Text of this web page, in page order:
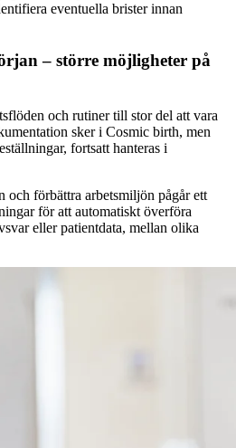
eventuella brister innan
– större möjligheter på
och rutiner till stor del att vara
sker i Cosmic birth, men
fortsatt hanteras i
och förbättra arbetsmiljön pågår ett
för att automatiskt överföra
eller patientdata, mellan olika